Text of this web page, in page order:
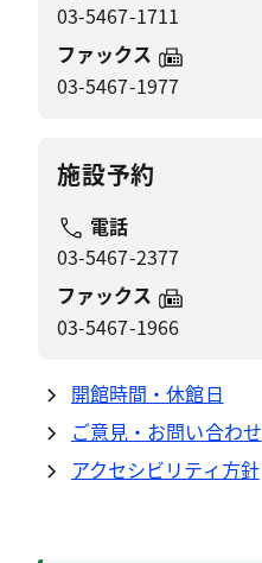
03-5467-1711
ファックス
03-5467-1977
施設予約
電話
03-5467-2377
ファックス
03-5467-1966
開館時間・休館日
ご意見・お問い合わせ
アクセシビリティ方針